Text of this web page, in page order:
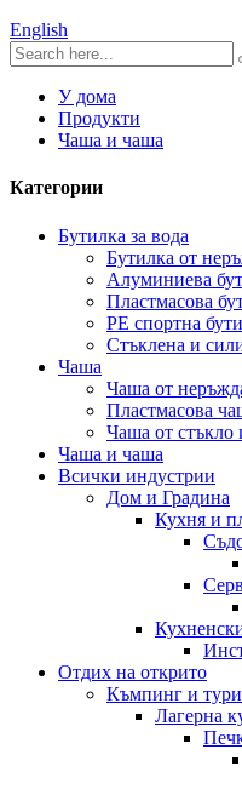
English
У дома
Продукти
Чаша и чаша
Категории
Бутилка за вода
Бутилка от
Алуминиева
Пластмасова
PE спортна
Стъклена и
Чаша
Чаша от
Пластмасова
Чаша от стъкло
Чаша и чаша
Всички индустрии
Дом и Градина
Кухня и
Отдих на открито
Къмпинг и
Лагерна